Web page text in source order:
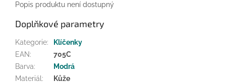
Popis produktu není dostupný
Doplňkové parametry
Kategorie:
Klíčenky
EAN:
705C
Barva:
Modrá
Materiál : Kůže